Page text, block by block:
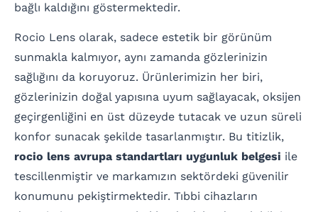
bağlı kaldığını göstermektedir.
Rocio Lens olarak, sadece estetik bir görünüm
sunmakla kalmıyor, aynı zamanda gözlerinizin
sağlığını da koruyoruz. Ürünlerimizin her biri,
gözlerinizin doğal yapısına uyum sağlayacak, oksijen
geçirgenliğini en üst düzeyde tutacak ve uzun süreli
konfor sunacak şekilde tasarlanmıştır. Bu titizlik,
rocio lens avrupa standartları uygunluk belgesi ile
tescillenmiştir ve markamızın sektördeki güvenilir
konumunu pekiştirmektedir. Tıbbi cihazların